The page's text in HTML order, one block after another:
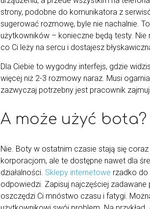
strony, podobne do komunikatora z
sugerować rozmowę, byle nie nachalnie.
użytkowników – konieczne będą testy.
co Ci leży na sercu i dostajesz
Dla Ciebie to wygodny interfejs, gdzie
więcej niż 2-3 rozmowy naraz. Musi
zazwyczaj potrzebny jest pracownik
A może użyć bota?
Nie. Boty w ostatnim czasie stają się
korporacjom, ale te dostępne nawet dla
działalności. Sklepy internetowe rzadko
odpowiedzi. Zapisuj najczęściej
oszczędzi Ci mnóstwo czasu i fatygi.